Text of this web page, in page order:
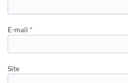
E-mail *
Site